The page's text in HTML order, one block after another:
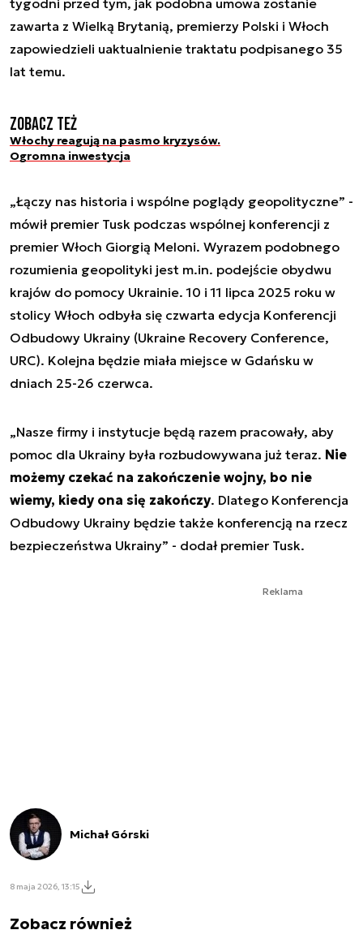
zawarta z Wielką Brytanią, premierzy Polski i Włoch
zapowiedzieli uaktualnienie traktatu podpisanego 35
lat temu.
Zobacz też
Włochy reagują na pasmo kryzysów.
Ogromna inwestycja
„Łączy nas historia i wspólne poglądy geopolityczne” -
mówił premier Tusk podczas wspólnej konferencji z
premier Włoch Giorgią Meloni. Wyrazem podobnego
rozumienia geopolityki jest m.in. podejście obydwu
krajów do pomocy Ukrainie. 10 i 11 lipca 2025 roku w
stolicy Włoch odbyła się czwarta edycja Konferencji
Odbudowy Ukrainy (Ukraine Recovery Conference,
URC). Kolejna będzie miała miejsce w Gdańsku w
dniach 25-26 czerwca.
„Nasze firmy i instytucje będą razem pracowały, aby
pomoc dla Ukrainy była rozbudowywana już teraz. Nie
możemy czekać na zakończenie wojny, bo nie
wiemy, kiedy ona się zakończy. Dlatego Konferencja
Odbudowy Ukrainy będzie także konferencją na rzecz
bezpieczeństwa Ukrainy” - dodał premier Tusk.
Reklama
Michał Górski
8 maja 2026, 13:15
Zobacz również